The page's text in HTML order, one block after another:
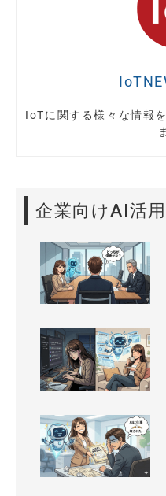
IoTに関する様々な情報
企業向けAI活